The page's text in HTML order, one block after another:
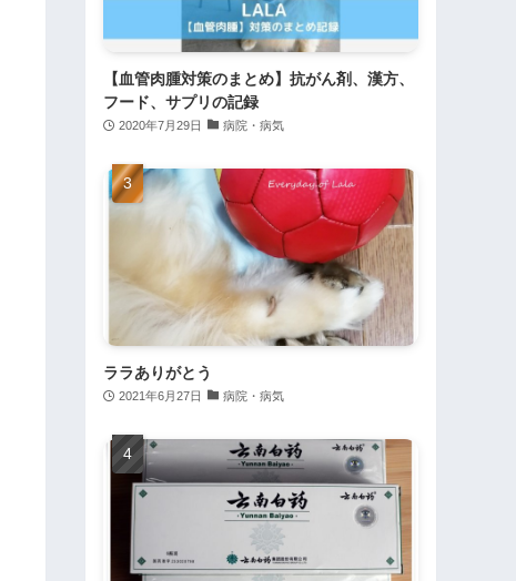
【血管肉腫対策のまとめ】抗がん剤、漢方、
フード、サプリの記録
2020年7月29日 病院・病気
ララありがとう
2021年6月27日 病院・病気